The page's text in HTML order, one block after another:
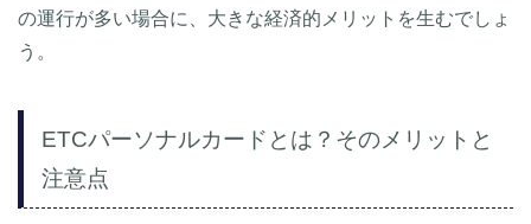
の運行が多い場合に、大きな経済的メリットを生むでしょ
う。
ETCパーソナルカードとは？そのメリットと
注意点